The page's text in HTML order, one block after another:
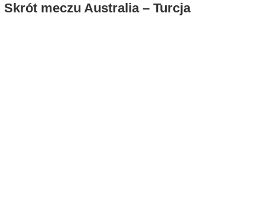
Skrót meczu Australia – Turcja